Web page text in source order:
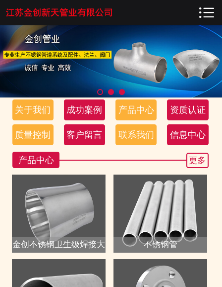
关于我们
成功案例
产品中心
资质认证
质量控制
联系我们
信息中心

关于我们 成功案例 产品中心 资质认证
质量控制 客户留言 联系我们 信息中心
产品中心 更多
金创不锈钢卫生级焊接大 不锈钢管